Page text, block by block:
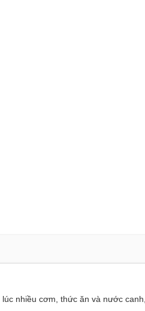
nhiều cơm, thức ăn và nước